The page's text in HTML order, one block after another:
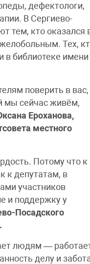
дефектологи,
В Сергиево-
тем, кто оказался
Тех,
в библиотеке имени
поверить в вас,
мы сейчас живём,
Ероханова,
местного
Потому что к
к депутатам, в
участников
и поддержку у
Посадского
людям —
делу и